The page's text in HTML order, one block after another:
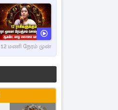
12 மணி நேரம் முன்